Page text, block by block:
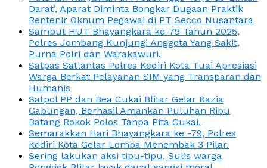
Darat’, Aparat Diminta Bongkar Dugaan Praktik
Rentenir Oknum Pegawai di PT Secco Nusantara
Sambut HUT Bhayangkara ke-79 Tahun 2025,
Polres Jombang Kunjungi Anggota Yang Sakit,
Purna Polri dan Warakawuri.
Satpas Satlantas Polres Kediri Kota Tuai Apresiasi
Warga Berkat Pelayanan SIM yang Transparan dan
Humanis
Satpol PP dan Bea Cukai Blitar Gelar Razia
Gabungan, Berhasil Amankan Puluhan Ribu
Batang Rokok Polos Tanpa Pita Cukai.
Semarakkan Hari Bhayangkara ke -79, Polres
Kediri Kota Gelar Lomba Menembak 3 Pilar.
Sering lakukan aksi tipu-tipu, Sulis warga